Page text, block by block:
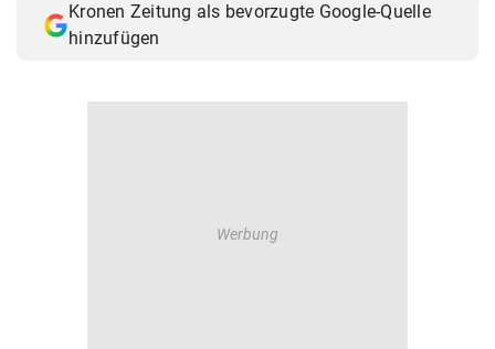
Kronen Zeitung als bevorzugte Google-Quelle
hinzufügen